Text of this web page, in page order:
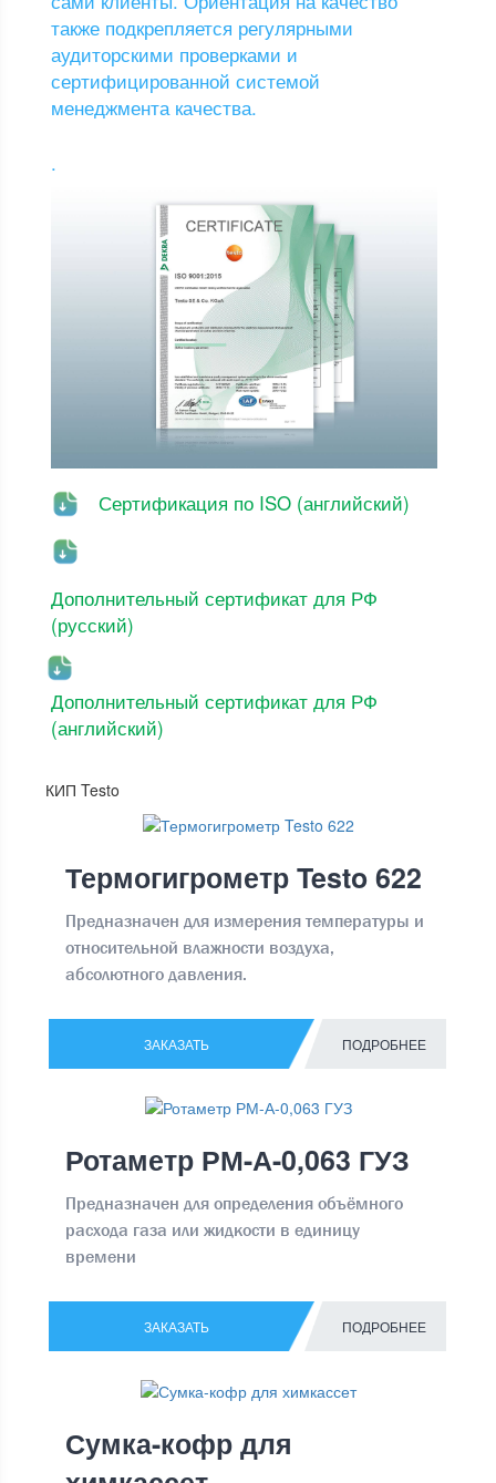
также подкрепляется регулярными
аудиторскими проверками и
сертифицированной системой
менеджмента качества.
.
Сертификация по ISO (английский)
Дополнительный сертификат для РФ
(русский)
Дополнительный сертификат для РФ
(английский)
КИП Testo
Термогигрометр Testo 622
Предназначен для измерения температуры и
относительной влажности воздуха,
абсолютного давления.
ЗАКАЗАТЬ ПОДРОБНЕЕ
Ротаметр РМ-А-0,063 ГУЗ
Предназначен для определения объёмного
расхода газа или жидкости в единицу
времени
ЗАКАЗАТЬ ПОДРОБНЕЕ
Сумка-кофр для